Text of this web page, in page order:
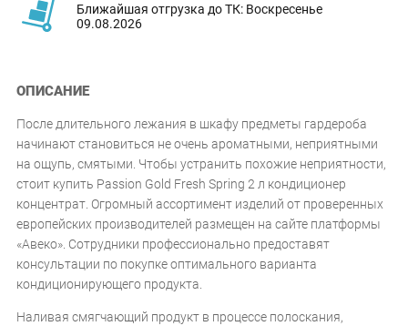
Ближайшая отгрузка до ТК: Воскресенье
09.08.2026
ОПИСАНИЕ
После длительного лежания в шкафу предметы гардероба
начинают становиться не очень ароматными, неприятными
на ощупь, смятыми. Чтобы устранить похожие неприятности,
стоит купить Passion Gold Fresh Spring 2 л кондиционер
концентрат. Огромный ассортимент изделий от проверенных
европейских производителей размещен на сайте платформы
«Авеко». Сотрудники профессионально предоставят
консультации по покупке оптимального варианта
кондиционирующего продукта.
Наливая смягчающий продукт в процессе полоскания,